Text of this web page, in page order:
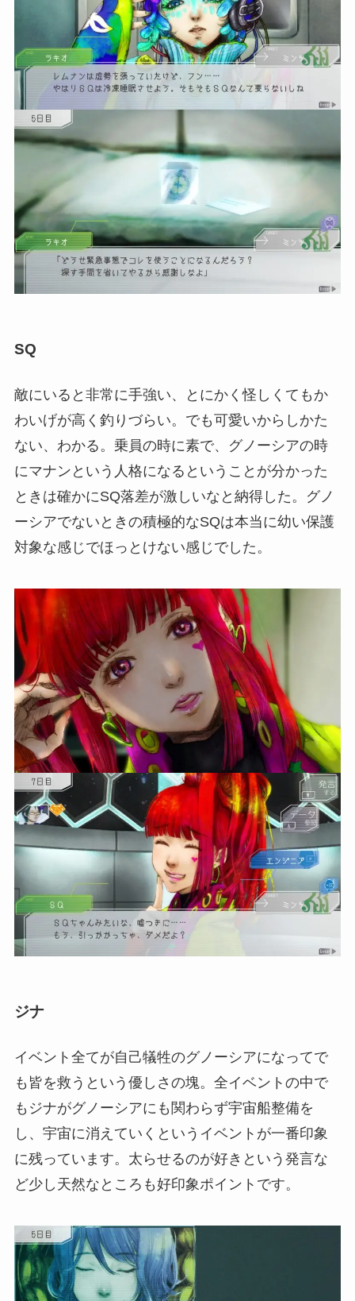
SQ
敵にいると非常に手強い、とにかく怪しくてもか
わいげが高く釣りづらい。でも可愛いからしかた
ない、わかる。乗員の時に素で、グノーシアの時
にマナンという人格になるということが分かった
ときは確かにSQ落差が激しいなと納得した。グノ
ーシアでないときの積極的なSQは本当に幼い保護
対象な感じでほっとけない感じでした。
ジナ
イベント全てが自己犠牲のグノーシアになってで
も皆を救うという優しさの塊。全イベントの中で
もジナがグノーシアにも関わらず宇宙船整備を
し、宇宙に消えていくというイベントが一番印象
に残っています。太らせるのが好きという発言な
ど少し天然なところも好印象ポイントです。